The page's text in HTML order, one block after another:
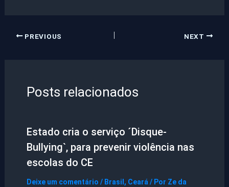
PREVIOUS NEXT
Posts relacionados
Estado cria o serviço ´Disque-
Bullying`, para prevenir violência nas
escolas do CE
Deixe um comentário / Brasil , Ceará/ Por Ze da